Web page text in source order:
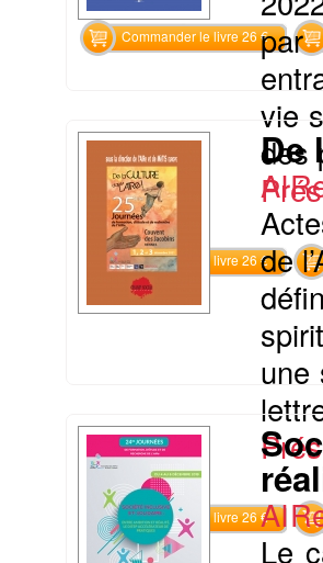
Commander le livre 26 €par
vie
des
Commander le livre 26 €
De
de
une
Commander le livre 26 €
Le